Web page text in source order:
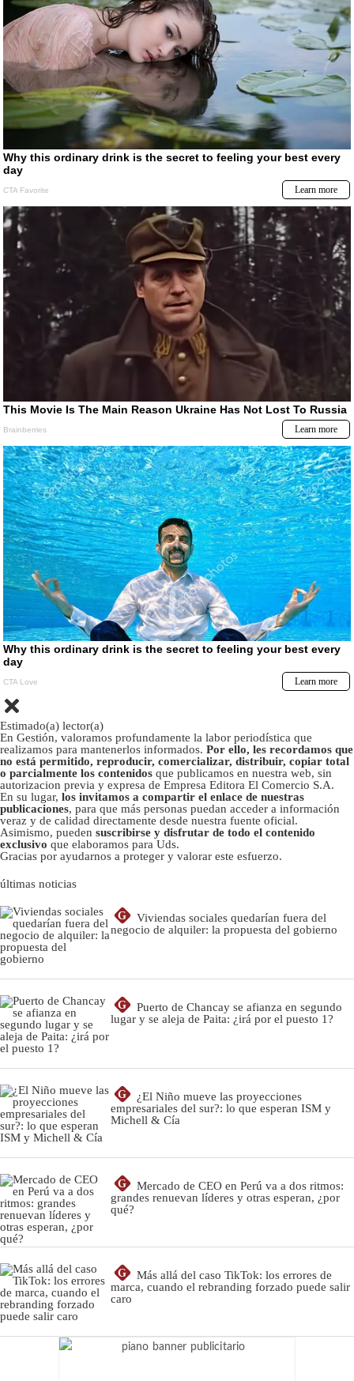
Estimado(a) lector(a)
En Gestión, valoramos profundamente la labor periodística que
realizamos para mantenerlos informados. Por ello, les recordamos que
no está permitido, reproducir, comercializar, distribuir, copiar total
o parcialmente los contenidos que publicamos en nuestra web, sin
autorizacion previa y expresa de Empresa Editora El Comercio S.A.
En su lugar, los invitamos a compartir el enlace de nuestras
publicaciones, para que más personas puedan acceder a información
veraz y de calidad directamente desde nuestra fuente oficial.
Asimismo, pueden suscribirse y disfrutar de todo el contenido
exclusivo que elaboramos para Uds.
Gracias por ayudarnos a proteger y valorar este esfuerzo.
últimas noticias
G
Viviendas sociales quedarían fuera del
negocio de alquiler: la propuesta del gobierno
G
Puerto de Chancay se afianza en segundo
lugar y se aleja de Paita: ¿irá por el puesto 1?
G
¿El Niño mueve las proyecciones
empresariales del sur?: lo que esperan ISM y
Michell & Cía
G
Mercado de CEO en Perú va a dos ritmos:
grandes renuevan líderes y otras esperan, ¿por
qué?
G
Más allá del caso TikTok: los errores de
marca, cuando el rebranding forzado puede salir
caro